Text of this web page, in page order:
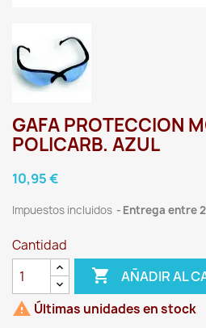
GAFA PROTECCION
POLICARB. AZUL
10,95 €
Impuestos incluidos Entrega entre
Cantidad
 AÑADIR AL
 Últimas unidades en stock